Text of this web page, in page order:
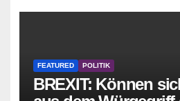
FEATURED POLITIK
BREXIT: Können